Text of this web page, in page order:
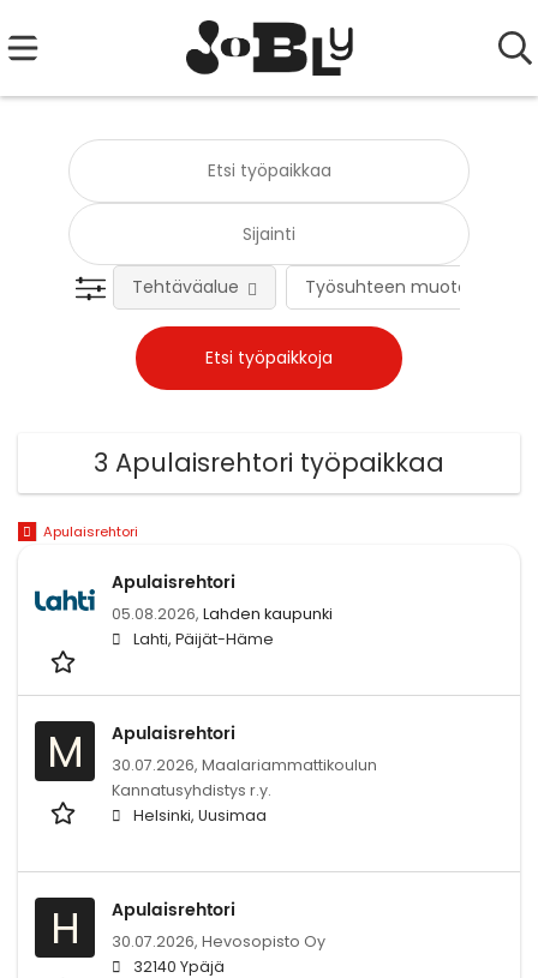
Työsuhteen muoto
Tehtäväalue
3 Apulaisrehtori työpaikkaa
Apulaisrehtori
Apulaisrehtori
05.08.2026, Lahden kaupunki
Lahti, Päijät-Häme
M Apulaisrehtori
30.07.2026, Maalariammattikoulun
Kannatusyhdistys r.y.
Helsinki, Uusimaa
H Apulaisrehtori
30.07.2026, Hevosopisto Oy
32140 Ypäjä